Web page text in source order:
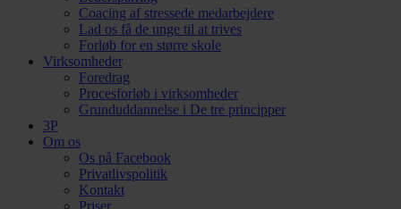
Coacing af stressede medarbejdere
Lad os få de unge til at trives
Forløb for en større skole
Virksomheder
Foredrag
Procesforløb i virksomheder
Grunduddannelse i De tre principper
3P
Om os
Os på Facebook
Privatlivspolitik
Kontakt
Priser